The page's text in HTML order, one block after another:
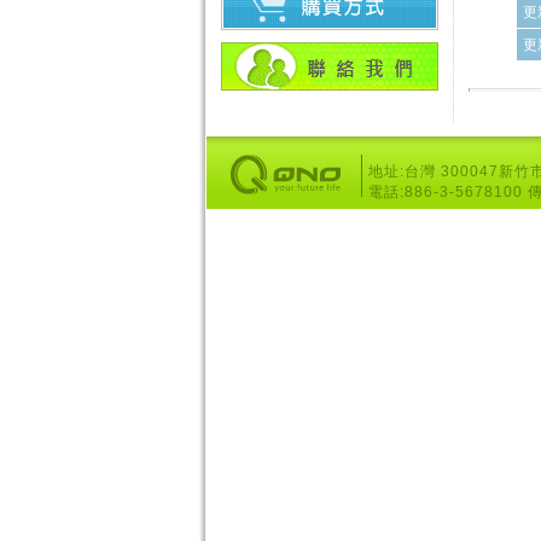
更
更
地址:台灣 300047新竹
電話:886-3-5678100